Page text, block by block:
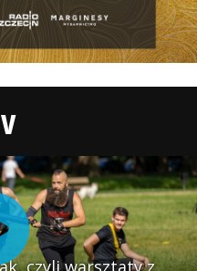
czyli warsztaty z